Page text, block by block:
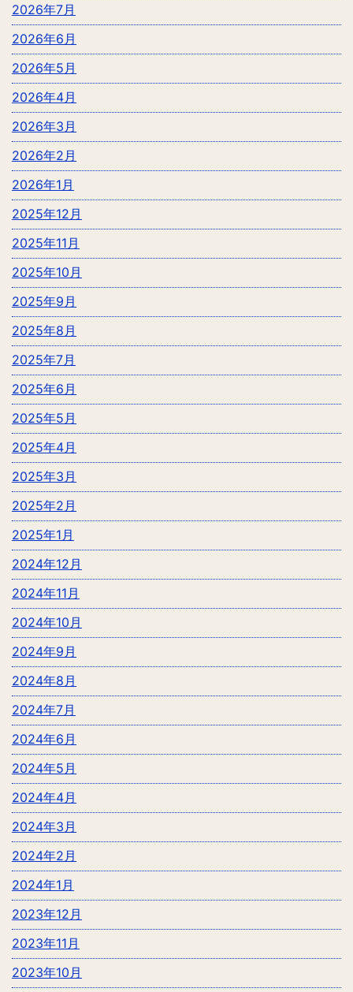
2026年7月
2026年6月
2026年5月
2026年4月
2026年3月
2026年2月
2026年1月
2025年12月
2025年11月
2025年10月
2025年9月
2025年8月
2025年7月
2025年6月
2025年5月
2025年4月
2025年3月
2025年2月
2025年1月
2024年12月
2024年11月
2024年10月
2024年9月
2024年8月
2024年7月
2024年6月
2024年5月
2024年4月
2024年3月
2024年2月
2024年1月
2023年12月
2023年11月
2023年10月